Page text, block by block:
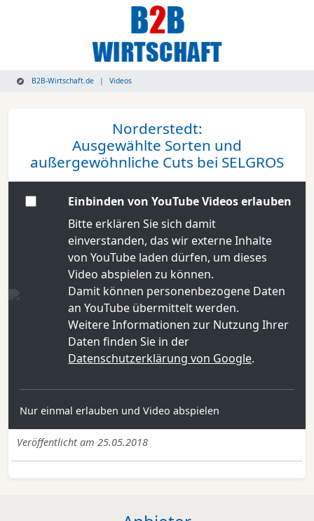
B2B-Wirtschaft.de Videos
Norderstedt:
Ausgewählte Sorten und
außergewöhnliche Cuts bei SELGROS
Einbinden von YouTube Videos erlauben
Bitte erklären Sie sich damit
einverstanden, das wir externe Inhalte
von YouTube laden dürfen, um dieses
Video abspielen zu können.
Damit können personenbezogene Daten
an YouTube übermittelt werden.
Weitere Informationen zur Nutzung Ihrer
Daten finden Sie in der
Datenschutzerklärung von Google.
Nur einmal erlauben und Video abspielen
Veröffentlicht am 25.05.2018